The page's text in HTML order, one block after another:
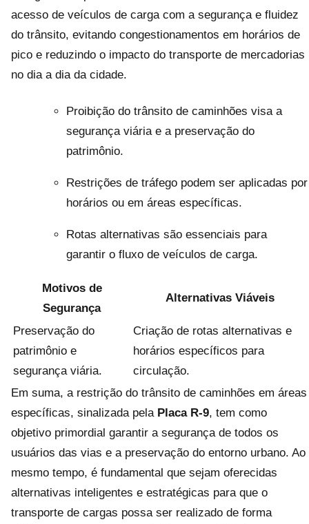
acesso de veículos de carga com a segurança e fluidez
do trânsito, evitando congestionamentos em horários de
pico e reduzindo o impacto do transporte de mercadorias
no dia a dia da cidade.
Proibição do trânsito de caminhões visa a
segurança viária e a preservação do
patrimônio.
Restrições de tráfego podem ser aplicadas por
horários ou em áreas específicas.
Rotas alternativas são essenciais para
garantir o fluxo de veículos de carga.
Motivos de
Segurança
Alternativas Viáveis
Preservação do
patrimônio e
segurança viária.
Criação de rotas alternativas e
horários específicos para
circulação.
Em suma, a restrição do trânsito de caminhões em áreas
específicas, sinalizada pela Placa R-9, tem como
objetivo primordial garantir a segurança de todos os
usuários das vias e a preservação do entorno urbano. Ao
mesmo tempo, é fundamental que sejam oferecidas
alternativas inteligentes e estratégicas para que o
transporte de cargas possa ser realizado de forma